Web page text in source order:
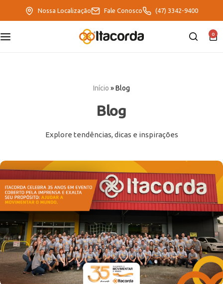
Nossa Localização Fale Conosco (47) 3342-9400
0
Início »Blog
Blog
Explore tendências, dicas e inspirações